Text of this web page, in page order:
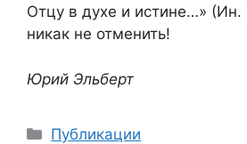
Отцу в духе и истине…» (Ин.
никак не отменить!
Юрий Эльберт
Рубрики
Публикации